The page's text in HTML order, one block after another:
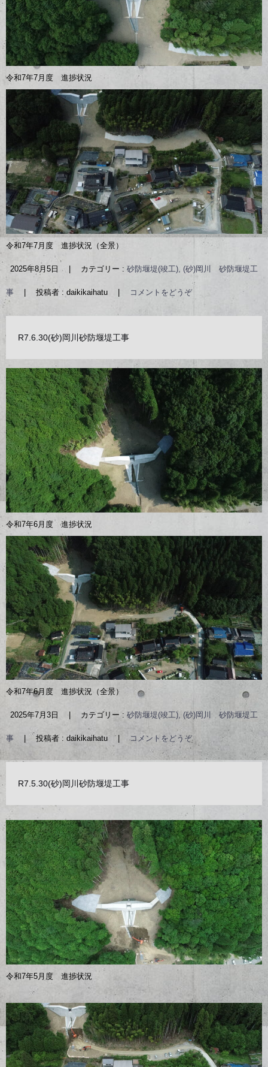
令和7年7月度 進捗状況
令和7年7月度 進捗状況（全景）
2025年8月5日 カテゴリー : 砂防堰堤(竣工), (砂)岡川 砂防堰堤工
事 投稿者 : daikikaihatu コメントをどうぞ
R7.6.30(砂)岡川砂防堰堤工事
令和7年6月度 進捗状況
令和7年6月度 進捗状況（全景）
2025年7月3日 カテゴリー : 砂防堰堤(竣工), (砂)岡川 砂防堰堤工
事 投稿者 : daikikaihatu コメントをどうぞ
R7.5.30(砂)岡川砂防堰堤工事
令和7年5月度 進捗状況